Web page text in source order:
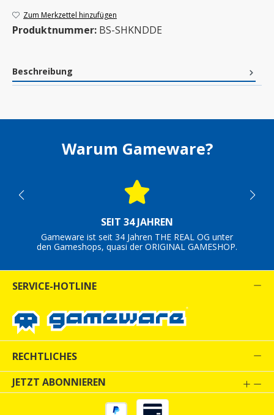
Zum Merkzettel hinzufügen
Produktnummer: BS-SHKNDDE
Beschreibung
Warum Gameware?
SEIT 34 JAHREN
Gameware ist seit 34 Jahren THE REAL OG unter
den Gameshops, quasi der ORIGINAL GAMESHOP.
SERVICE-HOTLINE
RECHTLICHES
JETZT ABONNIEREN